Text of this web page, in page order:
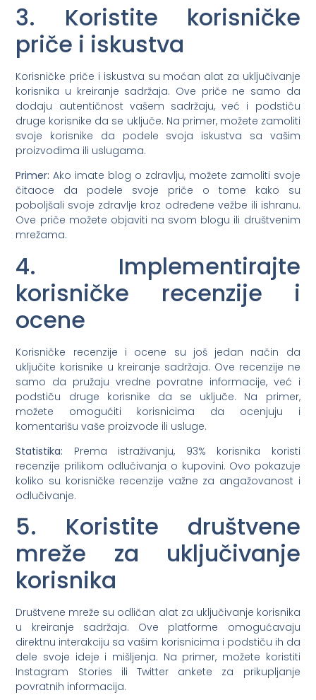
3. Koristite korisničke
priče i iskustva
Korisničke priče i iskustva su moćan alat za uključivanje
korisnika u kreiranje sadržaja. Ove priče ne samo da
dodaju autentičnost vašem sadržaju, već i podstiču
druge korisnike da se uključe. Na primer, možete zamoliti
svoje korisnike da podele svoja iskustva sa vašim
proizvodima ili uslugama.
Primer: Ako imate blog o zdravlju, možete zamoliti svoje
čitaoce da podele svoje priče o tome kako su
poboljšali svoje zdravlje kroz određene vežbe ili ishranu.
Ove priče možete objaviti na svom blogu ili društvenim
mrežama.
4. Implementirajte
korisničke recenzije i
ocene
Korisničke recenzije i ocene su još jedan način da
uključite korisnike u kreiranje sadržaja. Ove recenzije ne
samo da pružaju vredne povratne informacije, već i
podstiču druge korisnike da se uključe. Na primer,
možete omogućiti korisnicima da ocenjuju i
komentarišu vaše proizvode ili usluge.
Statistika: Prema istraživanju, 93% korisnika koristi
recenzije prilikom odlučivanja o kupovini. Ovo pokazuje
koliko su korisničke recenzije važne za angažovanost i
odlučivanje.
5. Koristite društvene
mreže za uključivanje
korisnika
Društvene mreže su odličan alat za uključivanje korisnika
u kreiranje sadržaja. Ove platforme omogućavaju
direktnu interakciju sa vašim korisnicima i podstiču ih da
dele svoje ideje i mišljenja. Na primer, možete koristiti
Instagram Stories ili Twitter ankete za prikupljanje
povratnih informacija.